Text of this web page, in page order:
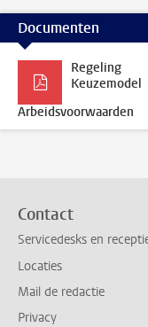
Documenten
Regeling
Keuzemodel
Arbeidsvoorwaarden
Contact
Servicedesks en
Locaties
Mail de redactie
Privacy